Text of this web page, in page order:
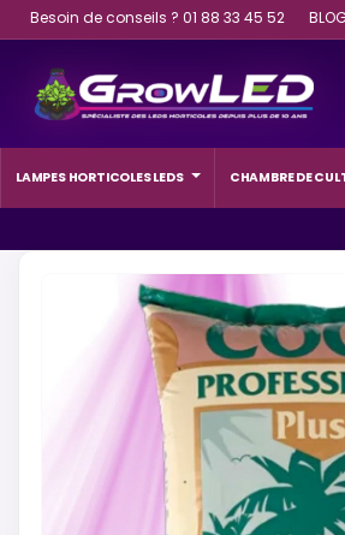
Besoin de conseils ? 01 88 33 45 52
LAMPES HORTICOLES LEDS CHAMBRE DE